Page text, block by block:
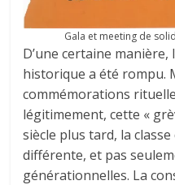
Gala et meeting de
D’une certaine
historique a été rompu.
commémorations
légitimement, cette «
siècle plus tard, la
différente, et pas
générationnelles. La